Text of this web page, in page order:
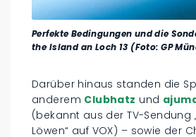
Perfekte Bedingungen und die
the Island an Loch 13 (Foto: GP
Darüber hinaus standen die
anderem Clubhatz und
(bekannt aus der TV-Sendung
Löwen“ auf VOX) – sowie der